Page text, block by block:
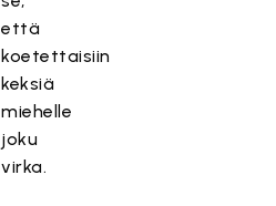
että
koetettaisiin
keksiä
miehelle
joku
virka.